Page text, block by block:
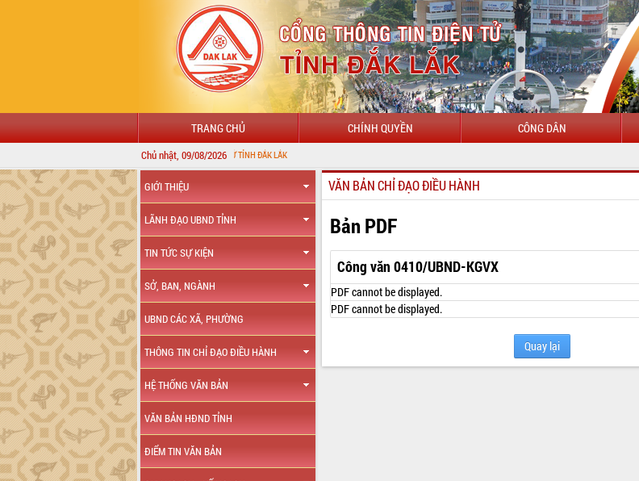
TRANG CHỦ CHÍNH QUYỀN CÔNG DÂN
Chủ nhật, 09/08/2026
CHÀO MỪNG ĐẾN VỚI CỔNG THÔNG TIN ĐIỆN TỬ TỈNH ĐẮK LẮK
GIỚI THIỆU
LÃNH ĐẠO UBND TỈNH
TIN TỨC SỰ KIỆN
SỞ, BAN, NGÀNH
UBND CÁC XÃ, PHƯỜNG
THÔNG TIN CHỈ ĐẠO ĐIỀU HÀNH
HỆ THỐNG VĂN BẢN
VĂN BẢN HĐND TỈNH
ĐIỂM TIN VĂN BẢN
VĂN BẢN CHỈ ĐẠO ĐIỀU HÀNH
Bản PDF
Công văn 0410/UBND-KGVX
PDF cannot be displayed.
PDF cannot be displayed.
Quay lại